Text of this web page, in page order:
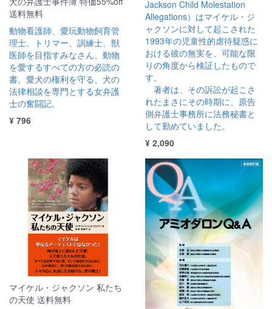
送料無料
動物看護師、愛玩動物飼育管
理士、トリマー、訓練士、獣
医師を目指すみなさん、動物
を愛するすべての方の必読の
書。愛犬の権利を守る、犬の
法律相談を専門とする女弁護
士の奮闘記。
¥ 796
Jackson Child Molestation
Allegations）はマイケル・ジ
ャクソンに対して起こされた
1993年の児童性的虐待疑惑に
おける彼の無実を、可能な限
りの角度から検証したもので
す。
著者は、その訴訟が起こさ
れたまさにその時期に、原告
側弁護士事務所に法務秘書と
して勤めていました。
¥ 2,090
マイケル・ジャクソン 私たち
の天使 送料無料